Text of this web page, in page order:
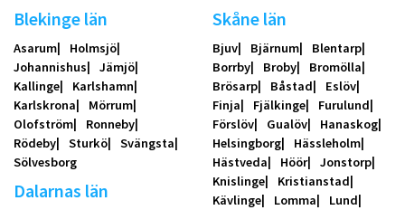
Blekinge län
Asarum
Holmsjö
Johannishus
Jämjö
Kallinge
Karlshamn
Karlskrona
Mörrum
Olofström
Ronneby
Rödeby
Sturkö
Svängsta
Sölvesborg
Dalarnas län
Skåne län
Bjuv Bjärnum
Blentarp
Borrby
Broby
Bromölla
Brösarp
Båstad
Eslöv
Finja
Fjälkinge
Furulund
Förslöv
Gualöv
Hanaskog
Helsingborg
Hässleholm
Hästveda
Höör
Jonstorp
Knislinge
Kristianstad
Kävlinge
Lomma
Lund